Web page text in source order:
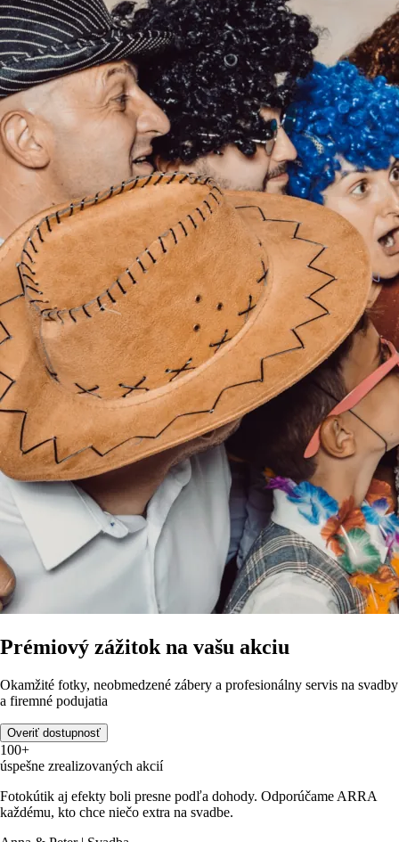
Prémiový zážitok na vašu akciu
Okamžité fotky, neobmedzené zábery a profesionálny servis na svadby
a firemné podujatia
Overiť dostupnosť
100+
úspešne zrealizovaných akcií
Fotokútik aj efekty boli presne podľa dohody. Odporúčame ARRA
každému, kto chce niečo extra na svadbe.